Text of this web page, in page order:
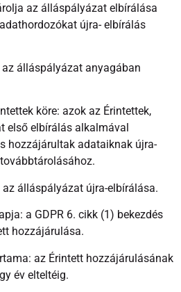
az álláspályázat elbírálása
újra- elbírálás
álláspályázat anyagában
köre: azok az Érintettek,
első elbírálás alkalmával
hozzájárultak adataiknak újra-
álláspályázat újra-elbírálása.
a GDPR 6. cikk (1) bekezdés
hozzájárulása.
az Érintett hozzájárulásának
év elteltéig.